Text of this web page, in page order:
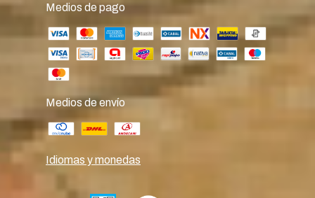
Medios de pago
Medios de envío
Idiomas y monedas